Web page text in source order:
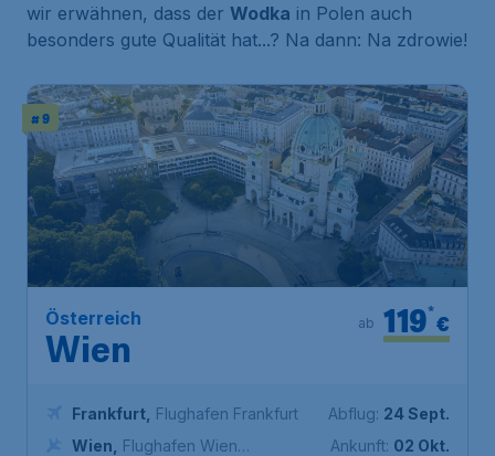
wir erwähnen, dass der Wodka in Polen auch
besonders gute Qualität hat...? Na dann: Na zdrowie!
# 9
Österreich
Wien
€
119*
ab
Frankfurt Flughafen Frankfurt
Wien
Flughafen Wien
Abflug: 24 Sept.
Ankunft: 02 Okt.